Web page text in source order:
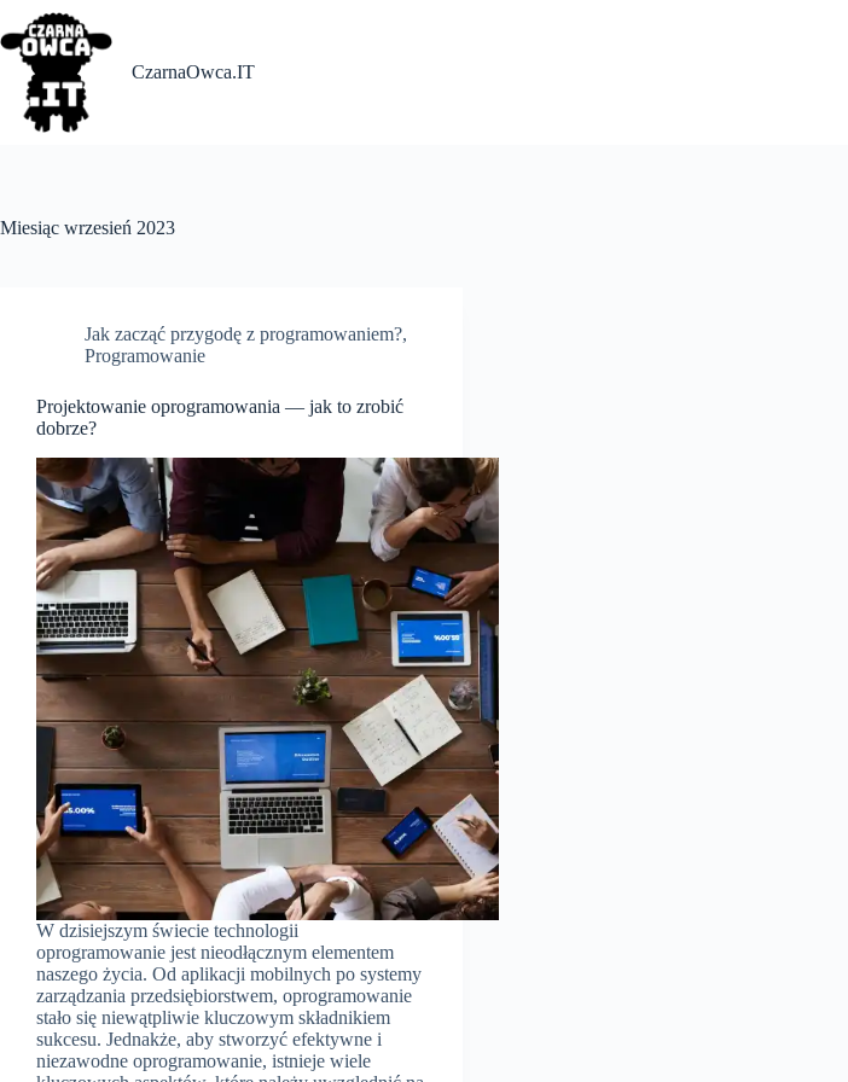
to
content
CzarnaOwca.IT
Miesiąc wrzesień 2023
Jak zacząć przygodę z programowaniem?,
Programowanie
Projektowanie oprogramowania — jak to zrobić
dobrze?
W dzisiejszym świecie technologii
oprogramowanie jest nieodłącznym elementem
naszego życia. Od aplikacji mobilnych po systemy
zarządzania przedsiębiorstwem, oprogramowanie
stało się niewątpliwie kluczowym składnikiem
sukcesu. Jednakże, aby stworzyć efektywne i
niezawodne oprogramowanie, istnieje wiele